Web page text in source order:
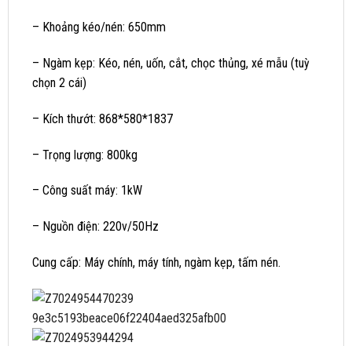
– Khoảng kéo/nén: 650mm
– Ngàm kẹp: Kéo, nén, uốn, cắt, chọc thủng, xé mẫu (tuỳ
chọn 2 cái)
– Kích thướt: 868*580*1837
– Trọng lượng: 800kg
– Công suất máy: 1kW
– Nguồn điện: 220v/50Hz
Cung cấp: Máy chính, máy tính, ngàm kẹp, tấm nén.